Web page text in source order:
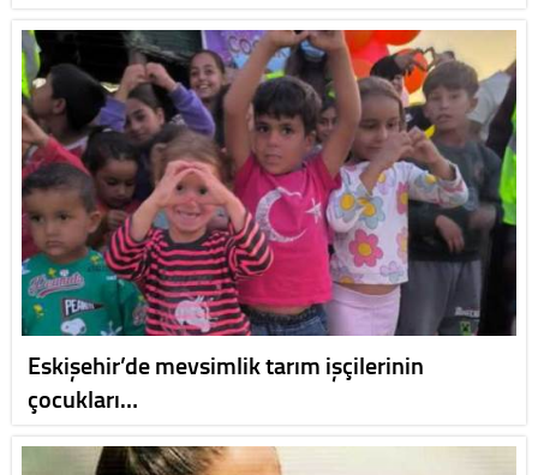
Eskişehir’de mevsimlik tarım işçilerinin
çocukları…